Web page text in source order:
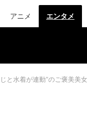
アニメ エンタメ
と水着が連動”のご褒美美